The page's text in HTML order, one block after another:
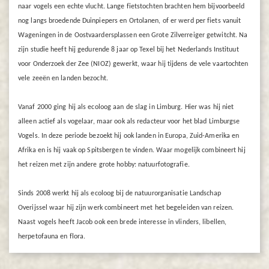
naar vogels een echte vlucht. Lange fietstochten brachten hem bijvoorbeeld
nog langs broedende Duinpiepers en Ortolanen, of er werd per fiets vanuit
Wageningen in de Oostvaardersplassen een Grote Zilverreiger getwitcht. Na
zijn studie heeft hij gedurende 8 jaar op Texel bij het Nederlands Instituut
voor Onderzoek der Zee (NIOZ) gewerkt, waar hij tijdens de vele vaartochten
vele zeeën en landen bezocht.
Vanaf 2000 ging hij als ecoloog aan de slag in Limburg. Hier was hij niet
alleen actief als vogelaar, maar ook als redacteur voor het blad Limburgse
Vogels. In deze periode bezoekt hij ook landen in Europa, Zuid-Amerika en
Afrika en is hij vaak op Spitsbergen te vinden. Waar mogelijk combineert hij
het reizen met zijn andere grote hobby: natuurfotografie.
Sinds 2008 werkt hij als ecoloog bij de natuurorganisatie Landschap
Overijssel waar hij zijn werk combineert met het begeleiden van reizen.
Naast vogels heeft Jacob ook een brede interesse in vlinders, libellen,
herpetofauna en flora.